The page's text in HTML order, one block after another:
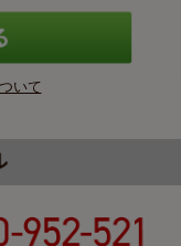
いて